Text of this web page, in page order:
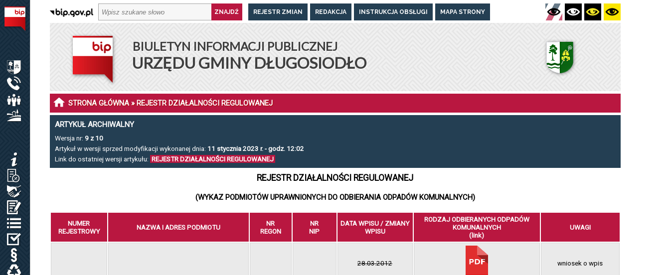
BIULETYN INFORMACJI PUBLICZNEJ URZĘDU GMINY DŁUGOSIODŁO
MENU PODMIOTOWE
INFORMACJE O GMINIE DŁUGOSIODŁO
RADA GMINY
SOŁECTWA I SOŁTYSI
MENU PRZEDMIOTOWE
KOMUNIKATY
REJESTR ZMIAN REDAKCJA INSTRUKCJA OBSŁUGI MAPA STRONY
BIULETYN INFORMACJI PUBLICZNEJ
URZĘDU GMINY DŁUGOSIODŁO
STRONA GŁÓWNA» REJESTR DZIAŁALNOŚCI REGULOWANEJ
ARTYKUŁ ARCHIWALNY
Wersja nr: 9 z 10
Artykuł w wersji sprzed modyfikacji wykonanej dnia: 11 stycznia 2023 r. - godz. 12:02
Link do ostatniej wersji artykułu: REJESTR DZIAŁALNOŚCI REGULOWANEJ
REJESTR DZIAŁALNOŚCI REGULOWANEJ
(WYKAZ PODMIOTÓW UPRAWNIONYCH DO ODBIERANIA ODPADÓW KOMUNALNYCH)
NUMER
REJESTROWY
NAZWA I ADRES PODMIOTU
NR
REGON
NR
NIP
DATA WPISU / ZMIANY
WPISU
RODZAJ ODBIERANYCH ODPADÓW
KOMUNALNYCH
(link)
UWAGI
28.03.2012 wniosek o wpis